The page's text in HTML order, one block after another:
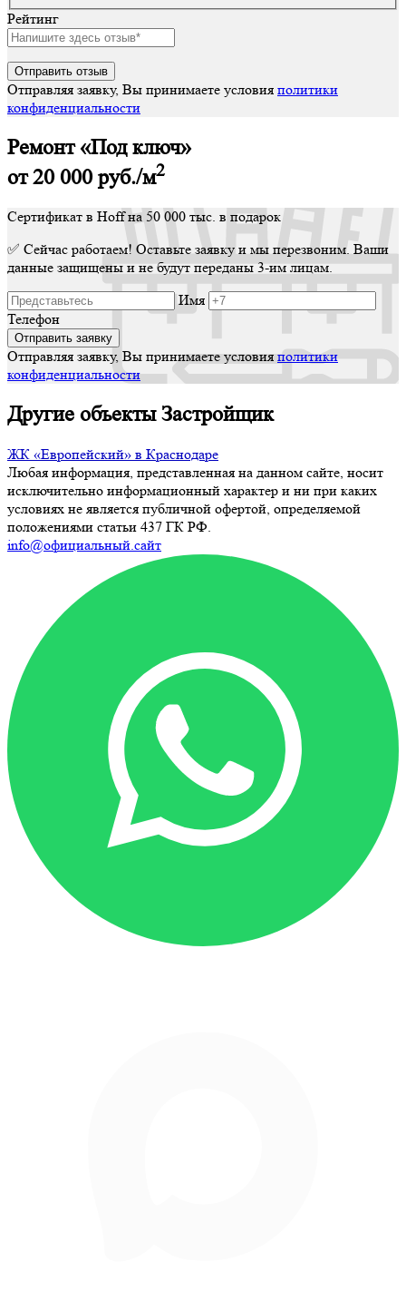
Рейтинг
Отправляя заявку, Вы принимаете условия политики
конфиденциальности
Ремонт «Под ключ»
от 20 000руб./м2
Сертификат в Hoff на 50 000 тыс. в подарок
✅ Сейчас работаем! Оставьте заявку и мы перезвоним. Ваши
данные защищены и не будут переданы 3-им лицам.
Имя
Телефон
Отправляя заявку, Вы принимаете условияполитики
конфиденциальности
Другие объекты Застройщик
ЖК «Европейский» в Краснодаре
Любая информация, представленная на данном сайте, носит
исключительно информационный характер и ни при каких
условиях не является публичной офертой, определяемой
положениями статьи 437 ГК РФ.
info@официальный.сайт